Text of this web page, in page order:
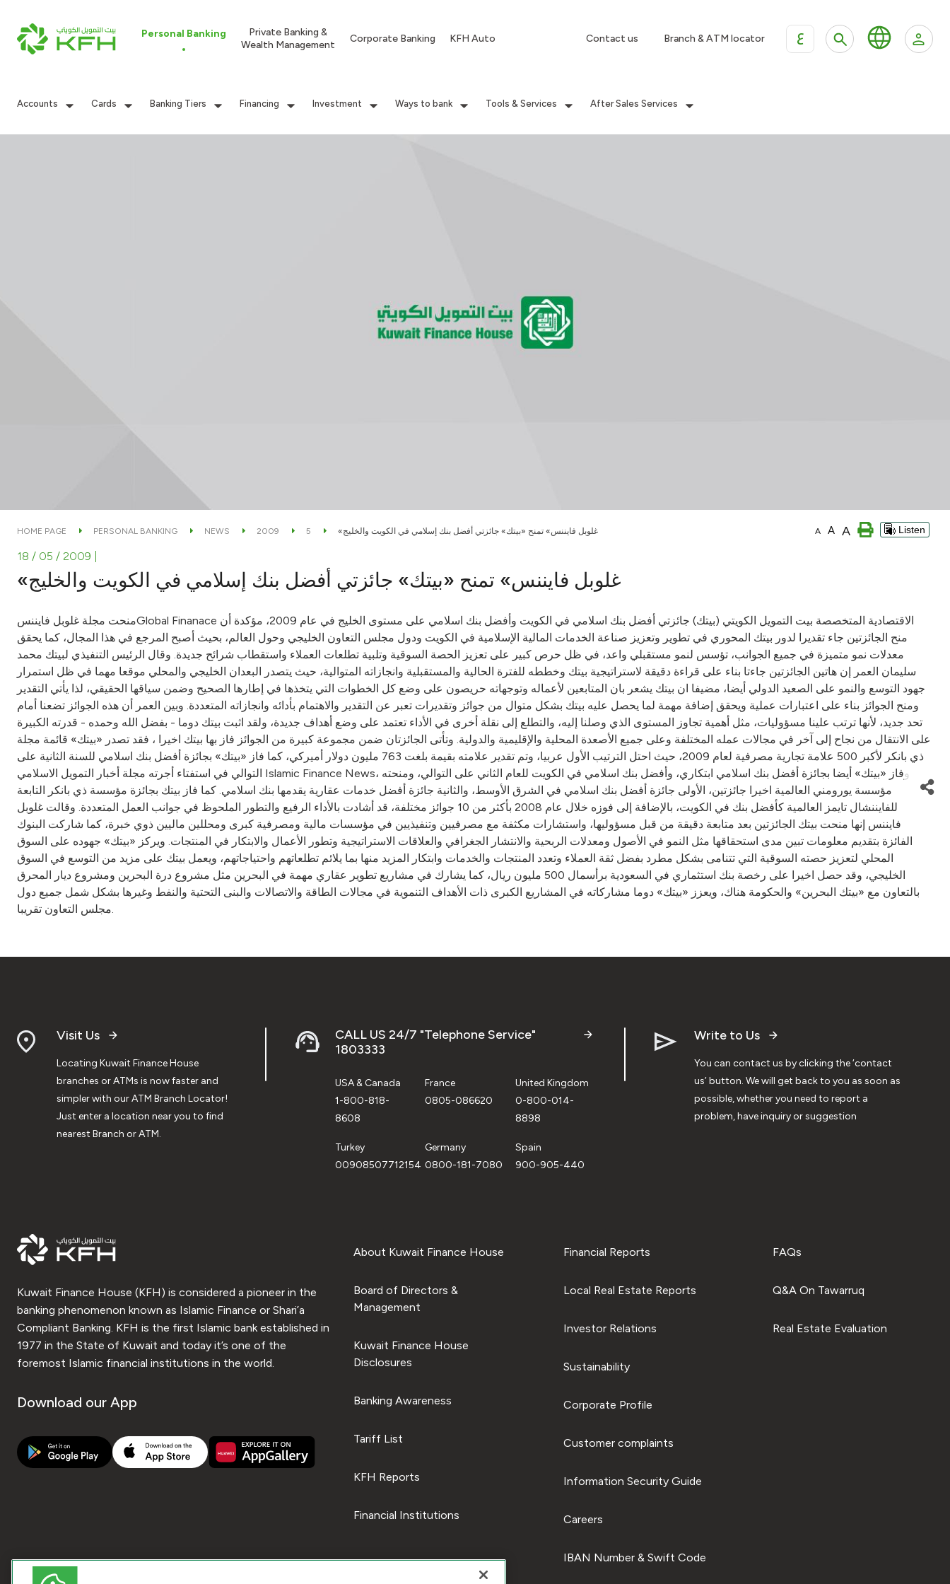
Personal Banking
Private Banking &
Wealth Management
Corporate Banking KFH Auto Contact us Branch & ATM locator ع
Accounts Cards Banking Tiers Financing Investment Ways to bank Tools & Services After Sales Services
HOME PAGE PERSONAL BANKING NEWS 2009 5 «غلوبل فايننس» تمنح «بيتك» جائزتي أفضل بنك إسلامي في الكويت والخليج A A A Listen
18 / 05 / 2009
«غلوبل فايننس» تمنح «بيتك» جائزتي أفضل بنك إسلامي في الكويت والخليج
منحت مجلة غلوبل فايننسGlobal Finanace الاقتصادية المتخصصة بيت التمويل الكويتي (بيتك) جائزتي أفضل بنك اسلامي في الكويت وأفضل بنك اسلامي على مستوى الخليج في عام 2009، مؤكدة أن
منح الجائزتين جاء تقديرا لدور بيتك المحوري في تطوير وتعزيز صناعة الخدمات المالية الإسلامية في الكويت ودول مجلس التعاون الخليجي وحول العالم، بحيث أصبح المرجع في هذا المجال، كما يحقق
معدلات نمو متميزة في جميع الجوانب، تؤسس لنمو مستقبلي واعد، في ظل حرص كبير على تعزيز الحصة السوقية وتلبية تطلعات العملاء واستقطاب شرائح جديدة. وقال الرئيس التنفيذي لبيتك محمد
سليمان العمر إن هاتين الجائزتين جاءتا بناء على قراءة دقيقة لاستراتيجية بيتك وخططه للفترة الحالية والمستقبلية وانجازاته المتوالية، حيث يتصدر البعدان الخليجي والمحلي موقعا مهما في ظل استمرار
جهود التوسع والنمو على الصعيد الدولي أيضا، مضيفا ان بيتك يشعر بان المتابعين لأعماله وتوجهاته حريصون على وضع كل الخطوات التي يتخذها في إطارها الصحيح وضمن سياقها الحقيقي، لذا يأتي التقدير
ومنح الجوائز بناء على اعتبارات عملية ويحقق إضافة مهمة لما يحصل عليه بيتك بشكل متوال من جوائز وتقديرات تعبر عن التقدير والاهتمام بأدائه وانجازاته المتعددة. وبين العمر أن هذه الجوائز تضعنا أمام
تحد جديد، لأنها ترتب علينا مسؤوليات، مثل أهمية تجاوز المستوى الذي وصلنا إليه، والتطلع إلى نقلة أخرى في الأداء تعتمد على وضع أهداف جديدة، ولقد اثبت بيتك دوما - بفضل الله وحمده - قدرته الكبيرة
على الانتقال من نجاح إلى آخر في مجالات عمله المختلفة وعلى جميع الأصعدة المحلية والإقليمية والدولية. وتأتى الجائزتان ضمن مجموعة كبيرة من الجوائز فاز بها بيتك اخيرا ، فقد تصدر «بيتك» قائمة مجلة
ذي بانكر لأكبر 500 علامة تجارية مصرفية لعام 2009، حيث احتل الترتيب الأول عربيا، وتم تقدير علامته بقيمة بلغت 763 مليون دولار أميركي، كما فاز «بيتك» بجائزة أفضل بنك اسلامي للسنة الثانية على
التوالي في استفتاء أجرته مجلة أخبار التمويل الاسلامي Islamic Finance News، وفاز «بيتك» أيضا بجائزة أفضل بنك اسلامي ابتكاري، وأفضل بنك اسلامي في الكويت للعام الثاني على التوالي، ومنحته
مؤسسة يورومني العالمية اخيرا جائزتين، الأولى جائزة أفضل بنك اسلامي في الشرق الأوسط، والثانية جائزة أفضل خدمات عقارية يقدمها بنك اسلامي. كما فاز بيتك بجائزة مؤسسة ذي بانكر التابعة
للفايننشال تايمز العالمية كأفضل بنك في الكويت، بالإضافة إلى فوزه خلال عام 2008 بأكثر من 10 جوائز مختلفة، قد أشادت بالأداء الرفيع والتطور الملحوظ في جوانب العمل المتعددة. وقالت غلوبل
فايننس إنها منحت بيتك الجائزتين بعد متابعة دقيقة من قبل مسؤوليها، واستشارات مكثفة مع مصرفيين وتنفيذيين في مؤسسات مالية ومصرفية كبرى ومحللين ماليين ذوي خبرة، كما شاركت البنوك
الفائزة بتقديم معلومات تبين مدى استحقاقها مثل النمو في الأصول ومعدلات الربحية والانتشار الجغرافي والعلاقات الاستراتيجية وتطور الأعمال والابتكار في المنتجات. ويركز «بيتك» جهوده على السوق
المحلي لتعزيز حصته السوقية التي تتنامى بشكل مطرد بفضل ثقة العملاء وتعدد المنتجات والخدمات وابتكار المزيد منها بما يلائم تطلعاتهم واحتياجاتهم، ويعمل بيتك على مزيد من التوسع في السوق
الخليجي، وقد حصل اخيرا على رخصة بنك استثماري في السعودية برأسمال 500 مليون ريال، كما يشارك في مشاريع تطوير عقاري مهمة في البحرين مثل مشروع درة البحرين ومشروع ديار المحرق
بالتعاون مع «بيتك البحرين» والحكومة هناك، ويعزز «بيتك» دوما مشاركاته في المشاريع الكبرى ذات الأهداف التنموية في مجالات الطاقة والاتصالات والبنى التحتية والنفط وغيرها بشكل شمل جميع دول
مجلس التعاون تقريبا.
Visit Us
Locating Kuwait Finance House
branches or ATMs is now faster and
simpler with our ATM Branch Locator!
Just enter a location near you to find
nearest Branch or ATM.
CALL US 24/7 "Telephone Service"
1803333
USA & Canada
1-800-818-
8608
France
0805-086620
United Kingdom
0-800-014-
8898
Turkey
00908507712154
Germany
0800-181-7080
Spain
900-905-440
Write to Us
You can contact us by clicking the ‘contact
us’ button. We will get back to you as soon as
possible, whether you need to report a
problem, have inquiry or suggestion
Kuwait Finance House (KFH) is considered a pioneer in the
banking phenomenon known as Islamic Finance or Shari’a
Compliant Banking. KFH is the first Islamic bank established in
1977 in the State of Kuwait and today it’s one of the
foremost Islamic financial institutions in the world.
Download our App
About Kuwait Finance House
Board of Directors &
Management
Kuwait Finance House
Disclosures
Banking Awareness
Tariff List
KFH Reports
Financial Institutions
Financial Reports
Local Real Estate Reports
Investor Relations
Sustainability
Corporate Profile
Customer complaints
Information Security Guide
Careers
IBAN Number & Swift Code
FAQs
Q&A On Tawarruq
Real Estate Evaluation